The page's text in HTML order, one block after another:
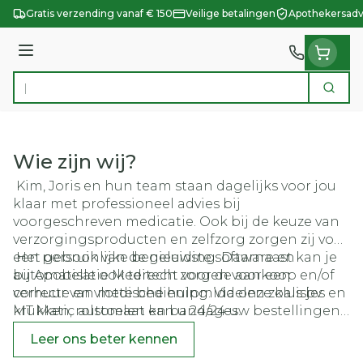
Ga naar de inhoud
Gratis verzending vanaf € 150 Veilige betalingen
Menu
Product, merk, categorie... Zoek
Wie zijn wij?
Kim, Joris en hun team staan dagelijks voor jou
klaar met professioneel advies bij
voorgeschreven medicatie. Ook bij de keuze van
verzorgingsproducten en zelfzorg zorgen zij voor
een persoonlijke begeleiding. Daarnaast kan je
bij Apobelle ook terecht voor de aankoop en/of
verhuur van medische hulpmiddelen zoals bv
krukken, rolstoelen en bandages.
Het gebruik van de nieuwste software en
automatisatie Meditech zorgen voor een
correcte en vlotte bediening. Via onze kluisjes en
MT Matic automaat kan u 24/24 uw bestellingen
een aanbod van vrij verkrijgbare gezondheids -
Leer ons beter kennen